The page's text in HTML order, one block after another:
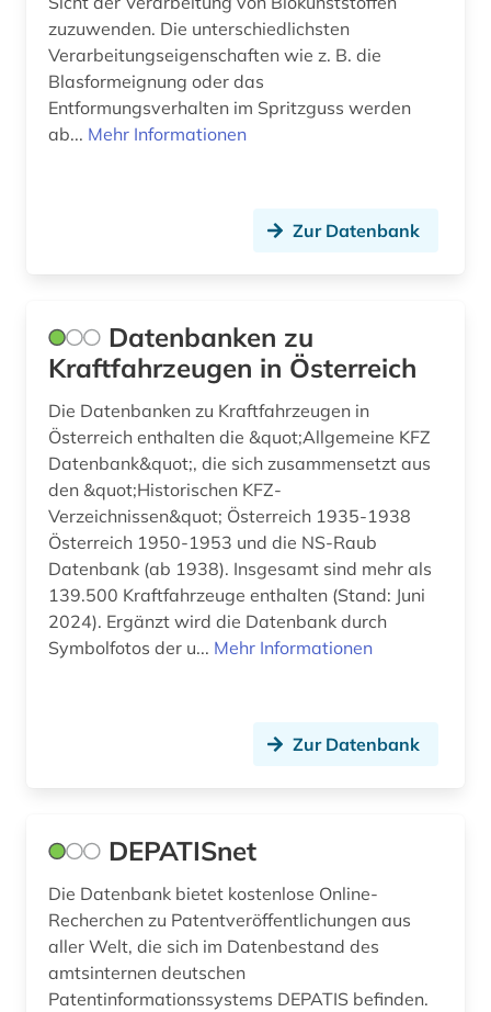
zuzuwenden. Die unterschiedlichsten
Verarbeitungseigenschaften wie z. B. die
Blasformeignung oder das
Entformungsverhalten im Spritzguss werden
ab... Mehr Informationen
Zur Datenbank
Datenbanken zu
Kraftfahrzeugen in Österreich
Die Datenbanken zu Kraftfahrzeugen in
Österreich enthalten die &quot;Allgemeine KFZ
Datenbank&quot;, die sich zusammensetzt aus
den &quot;Historischen KFZ-
Verzeichnissen&quot; Österreich 1935-1938
Österreich 1950-1953 und die NS-Raub
Datenbank (ab 1938). Insgesamt sind mehr als
139.500 Kraftfahrzeuge enthalten (Stand: Juni
2024). Ergänzt wird die Datenbank durch
Symbolfotos der u... Mehr Informationen
Zur Datenbank
DEPATISnet
Die Datenbank bietet kostenlose Online-
Recherchen zu Patentveröffentlichungen aus
aller Welt, die sich im Datenbestand des
amtsinternen deutschen
Patentinformationssystems DEPATIS befinden.